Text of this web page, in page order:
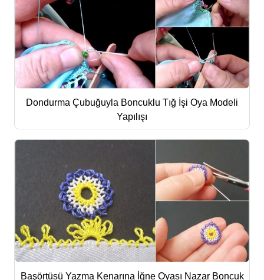
Dondurma Çubuğuyla Boncuklu Tığ İşi Oya Modeli
Yapılışı
Başörtüsü Yazma Kenarına İğne Oyası Nazar Boncuk